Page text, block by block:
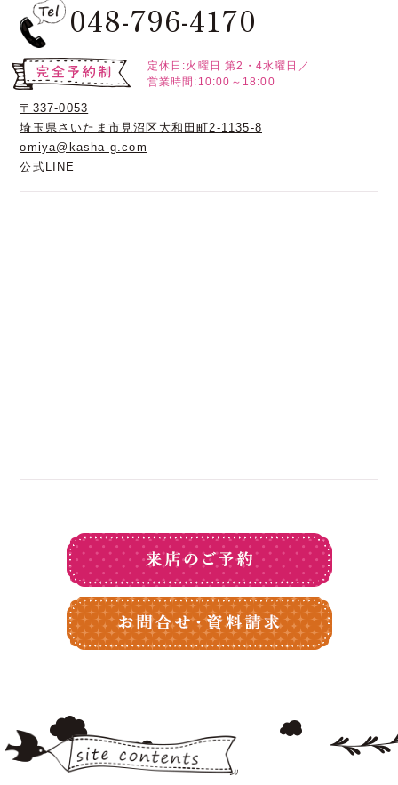
048-796-4170
定休日:火曜日 第2・4水曜日／
営業時間:10:00～18:00
〒337-0053
埼玉県さいたま市見沼区大和田町2-1135-8
omiya@kasha-g.com
公式LINE